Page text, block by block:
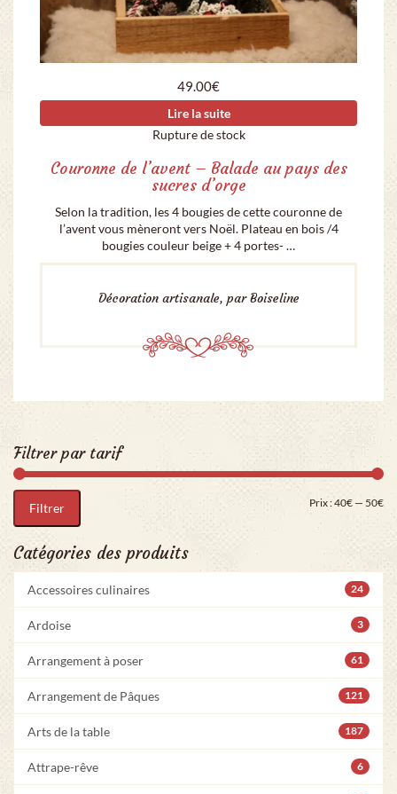
49.00€
Lire la suite
Rupture de stock
Couronne de l’avent – Balade au pays des
sucres d’orge
Selon la tradition, les 4 bougies de cette couronne de
l’avent vous mèneront vers Noël. Plateau en bois /4
bougies couleur beige + 4 portes- …
Décoration artisanale, par Boiseline
Filtrer par tarif
Filtrer Prix :40€ — 50€
Catégories des produits
Accessoires culinaires 24
Ardoise 3
Arrangement à poser 61
Arrangement de Pâques 121
Arts de la table 187
Attrape-rêve 6